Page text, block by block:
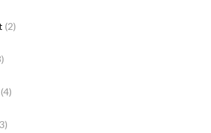
(2)
(4)